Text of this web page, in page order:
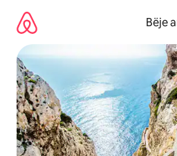
përmbajtja
Bëje